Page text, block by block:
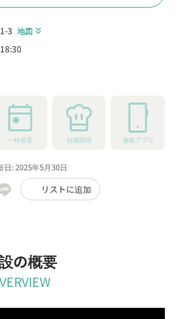
3 地図 keyboard_double_arrow_down
一時保育 自園調理 連絡アプリ
日: 2025年5月30日
リストに追加
の概要